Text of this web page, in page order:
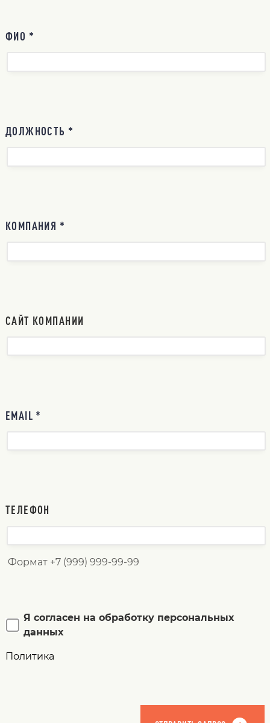
ФИО *
ДОЛЖНОСТЬ *
КОМПАНИЯ *
САЙТ КОМПАНИИ
EMAIL *
ТЕЛЕФОН
Формат +7 (999) 999-99-99
Я согласен на обработку персональных
данных
Политика